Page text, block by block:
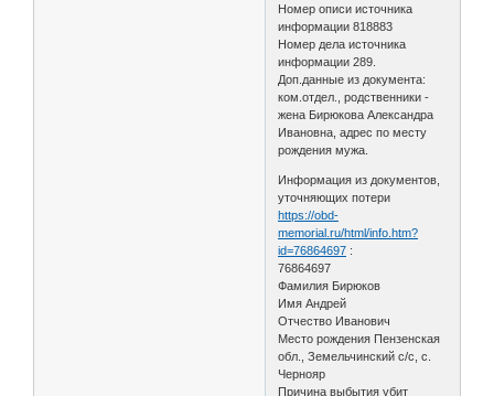
Номер описи источника
информации 818883
Номер дела источника
информации 289.
Доп.данные из документа:
ком.отдел., родственники -
жена Бирюкова Александра
Ивановна, адрес по месту
рождения мужа.
Информация из документов,
уточняющих потери
https://obd-
memorial.ru/html/info.htm?
id=76864697 :
76864697
Фамилия Бирюков
Имя Андрей
Отчество Иванович
Место рождения Пензенская
обл., Земельчинский с/с, с.
Чернояр
Причина выбытия убит